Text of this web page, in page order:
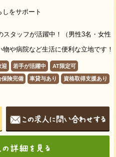
をサポート
タッフが活躍中！（男性3名・女性
や病院など生活に便利な立地です！
迎 若手が活躍中 AT限定可
保険完備 車貸与あり 資格取得支援あり